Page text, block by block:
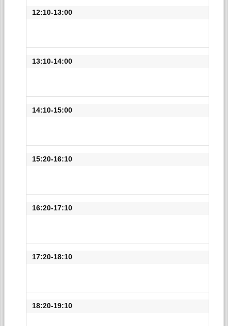
12:10-13:00
13:10-14:00
14:10-15:00
15:20-16:10
16:20-17:10
17:20-18:10
18:20-19:10